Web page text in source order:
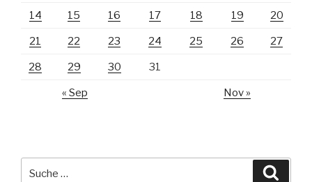
14 15 16 17 18 19 20
21 22 23 24 25 26 27
28 29 30 31
« Sep Nov »